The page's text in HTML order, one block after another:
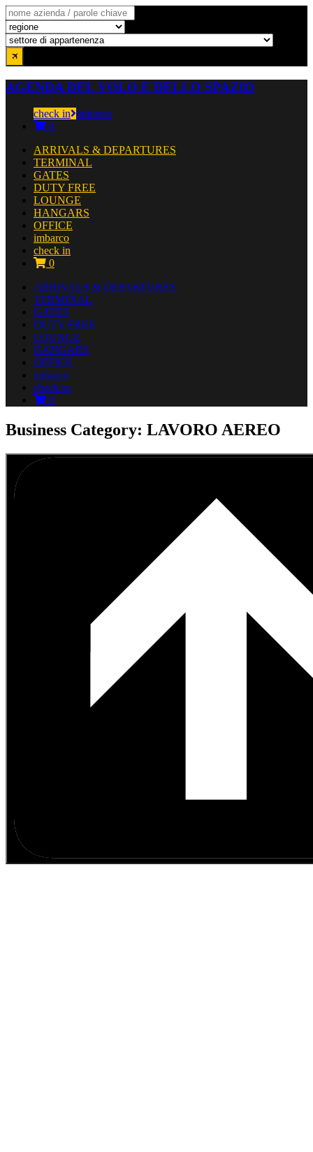
AGENDA DEL VOLO E DELLO SPAZIO
check in imbarco
0
ARRIVALS & DEPARTURES
TERMINAL
GATES
DUTY FREE
LOUNGE
HANGARS
OFFICE
imbarco
check in
0
ARRIVALS & DEPARTURES
TERMINAL
GATES
DUTY FREE
LOUNGE
HANGARS
OFFICE
imbarco
check in
0
Business Category: LAVORO AEREO